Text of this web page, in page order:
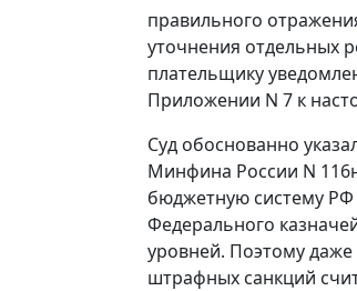
правильного
уточнения отдельных
плательщику
Приложении N 7 к
Суд обоснованно
Минфина России N
бюджетную систему
Федерального
уровней. Поэтому
штрафных санкций